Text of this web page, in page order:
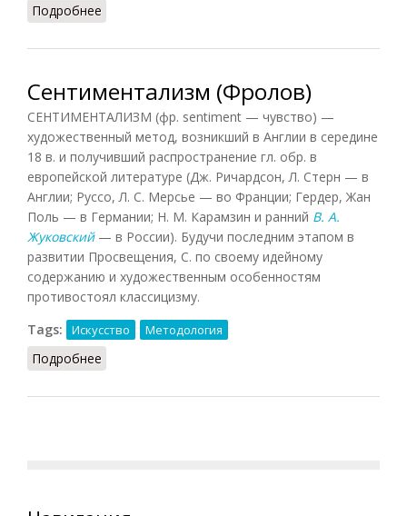
Подробнее
Сентиментализм (Фролов)
СЕНТИМЕНТАЛИЗМ (фр. sentiment — чувство) —
художественный метод, возникший в Англии в середине
18 в. и получивший распространение гл. обр. в
европейской литературе (Дж. Ричардсон, Л. Стерн — в
Англии; Руссо, Л. С. Мерсье — во Франции; Гердер, Жан
Поль — в Германии; Н. М. Карамзин и ранний В. А.
Жуковский— в России). Будучи последним этапом в
развитии Просвещения, С. по своему идейному
содержанию и художественным особенностям
противостоял классицизму.
Tags:
Искусство Методология
Подробнее